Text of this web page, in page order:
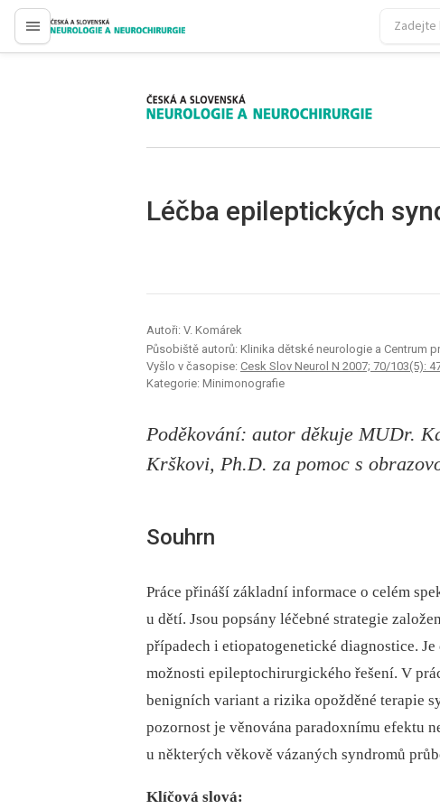
proLékaře.cz
proLékaře.cz
Léčba epileptických
Autoři: V. Komárek
Působiště autorů: Klinika dětské neurologie a Centrum
Vyšlo v časopise: Cesk Slov Neurol N 2007; 70/103(5):
Kategorie: Minimonografie
Poděkování: autor děkuje MUDr.
Krškovi, Ph.D. za pomoc s
Souhrn
Práce přináší základní informace o celém
u dětí. Jsou popsány léčebné strategie
případech i etiopatogenetické diagnostice.
možnosti epileptochirurgického řešení. V
benigních variant a rizika opožděné terapie
pozornost je věnována paradoxnímu efektu
u některých věkově vázaných syndromů
Klíčová slová: